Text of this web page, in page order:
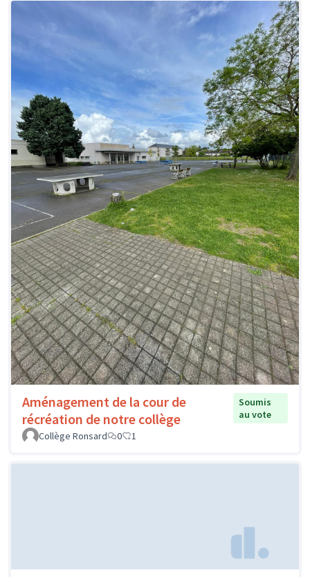
Aménagement de la cour de
récréation de notre collège
Soumis
au vote
Collège Ronsard
0 1